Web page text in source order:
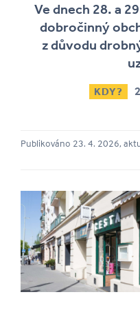
Ve dnech 28. a
dobročinný
z důvodu
KDY?
Publikováno 23. 4. 2026,